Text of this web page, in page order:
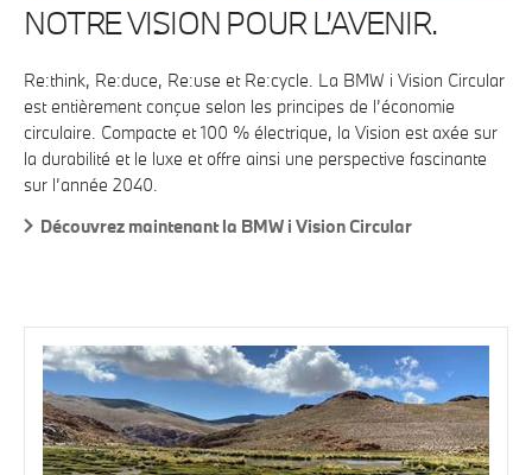
NOTRE VISION POUR L’AVENIR.
Re:think, Re:duce, Re:use et Re:cycle. La BMW i Vision Circular
est entièrement conçue selon les principes de l’économie
circulaire. Compacte et 100 % électrique, la Vision est axée sur
la durabilité et le luxe et offre ainsi une perspective fascinante
sur l’année 2040.
Découvrez maintenant la BMW i Vision Circular